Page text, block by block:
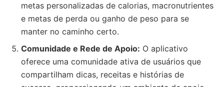
metas personalizadas de calorias, macronutrientes
e metas de perda ou ganho de peso para se
manter no caminho certo.
Comunidade e Rede de Apoio: O aplicativo
oferece uma comunidade ativa de usuários que
compartilham dicas, receitas e histórias de